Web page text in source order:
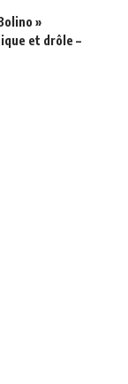
»
et drôle –